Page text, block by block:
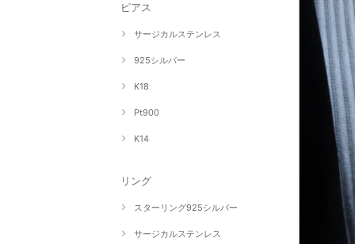
ピアス
サージカルステンレス
925シルバー
K18
Pt900
K14
リング
スターリング925シルバー
サージカルステンレス